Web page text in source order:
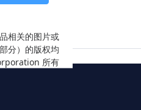
相关的图片或
分）的版权均
所有